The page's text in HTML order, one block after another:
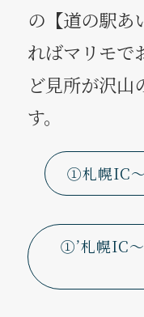
の【道の駅あ
ればマリモで
ど見所が沢山
す。
①札幌IC
①’札幌IC